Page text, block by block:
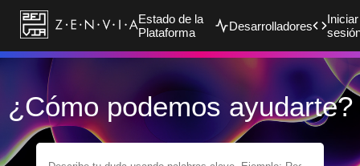
Estado de la
Plataforma
Desarrolladores
Iniciar
¿Cómo podemos ayudarte?